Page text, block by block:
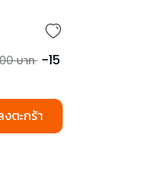
บาท -15
ตะกร้า